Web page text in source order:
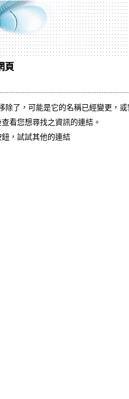
頁
除了，可能是它的名稱已經變更，
查看您想尋找之資訊的連結。
鈕，試試其他的連結